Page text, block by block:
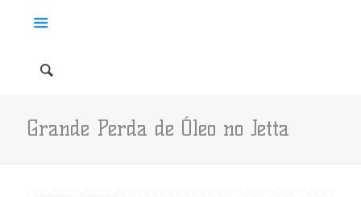
Grande Perda de Óleo no Jetta